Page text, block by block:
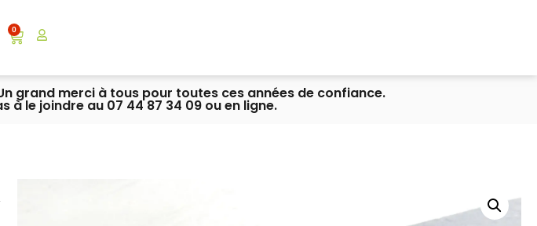
0
grand merci à tous pour toutes ces années de confiance.
à le joindre au 07 44 87 34 09 ou en ligne.